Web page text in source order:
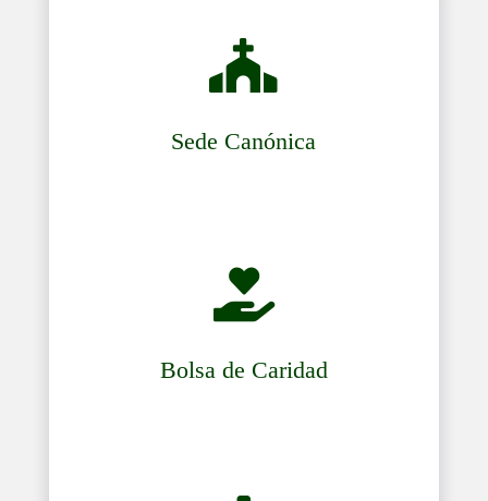

Sede Canónica

Bolsa de Caridad